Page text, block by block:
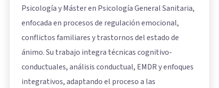
Psicología y Máster en Psicología General Sanitaria,
enfocada en procesos de regulación emocional,
conflictos familiares y trastornos del estado de
ánimo. Su trabajo integra técnicas cognitivo-
conductuales, análisis conductual, EMDR y enfoques
integrativos, adaptando el proceso a las